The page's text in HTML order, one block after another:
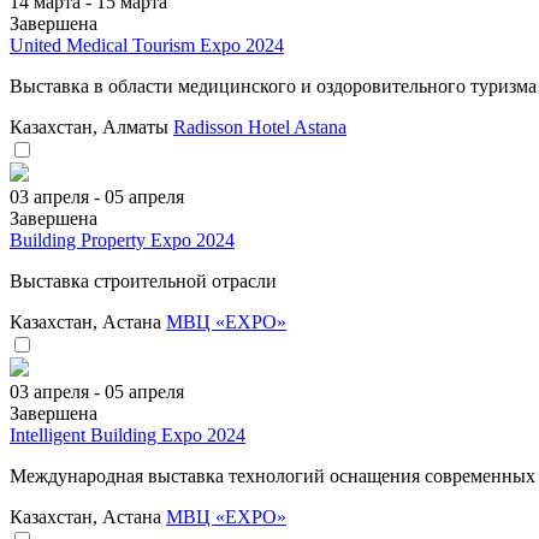
Завершена
United Medical Tourism Expo 2024
Выставка в области медицинского и оздоровительного туризма
Казахстан, Алматы Radisson Hotel Astana
03 апреля - 05 апреля
Завершена
Building Property Expo 2024
Выставка строительной отрасли
Казахстан, Астана МВЦ «EXPO»
03 апреля - 05 апреля
Завершена
Intelligent Building Expo 2024
Международная выставка технологий оснащения современных
Казахстан, Астана МВЦ «EXPO»